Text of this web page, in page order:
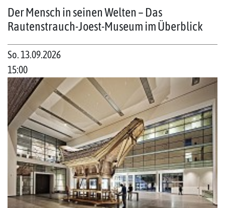
Der Mensch in seinen Welten – Das
Rautenstrauch-Joest-Museum im Überblick
So. 13.09.2026
15:00